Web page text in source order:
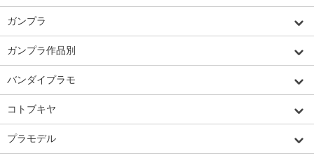
ガンプラ
ガンプラ作品別
バンダイプラモ
コトブキヤ
プラモデル